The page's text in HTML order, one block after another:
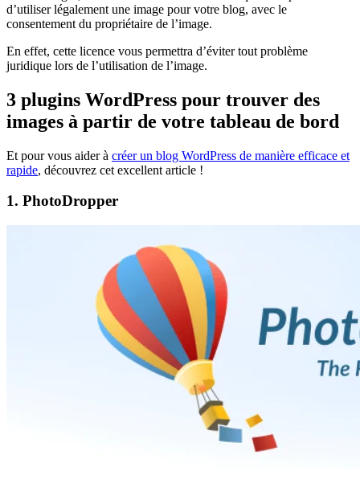
d’utiliser légalement une image pour votre blog, avec le
consentement du propriétaire de l’image.
En effet, cette licence vous permettra d’éviter tout problème
juridique lors de l’utilisation de l’image.
3 plugins WordPress pour trouver des
images à partir de votre tableau de bord
Et pour vous aider à créer un blog WordPress de manière efficace et
rapide, découvrez cet excellent article !
1. PhotoDropper